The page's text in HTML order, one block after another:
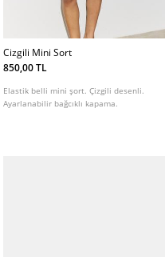
Cizgili Mini Sort
850,00 TL
Elastik belli mini şort. Çizgili desenli.
Ayarlanabilir bağcıklı kapama.